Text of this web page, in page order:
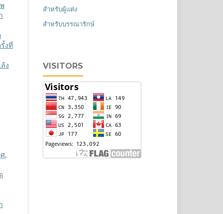
งที่
ง
.
สำหรับผู้แต่ง
สำหรับบรรณารักษ์
VISITORS